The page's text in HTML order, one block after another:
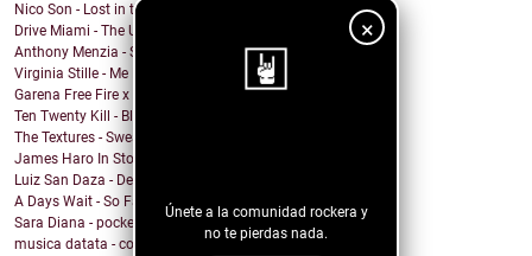
×
Únete a la comunidad rockera y
no te pierdas nada.
Nico Son - Lost in the Shade
Drive Miami - The Unknown
Anthony Menzia - Sorceress Olga
Virginia Stille - Me Engañaste
Garena Free Fire x YMIR - Feeling the Fire
Ten Twenty Kill - Black Eleven
The Textures - Sweatshort Summer
James Haro In Storage - City Terrace
Luiz San Daza - Desapariciones Triangulares
A Days Wait - So Far Along
Sara Diana - pocket poetry
musica datata - come fai a non odiare i giovani